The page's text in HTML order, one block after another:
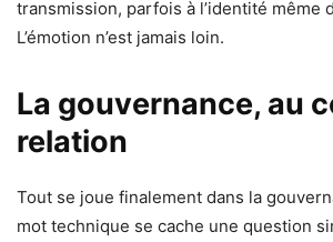
transmission, parfois à l’identité même
L’émotion n’est jamais loin.
La gouvernance, au
relation
Tout se joue finalement dans la
mot technique se cache une question